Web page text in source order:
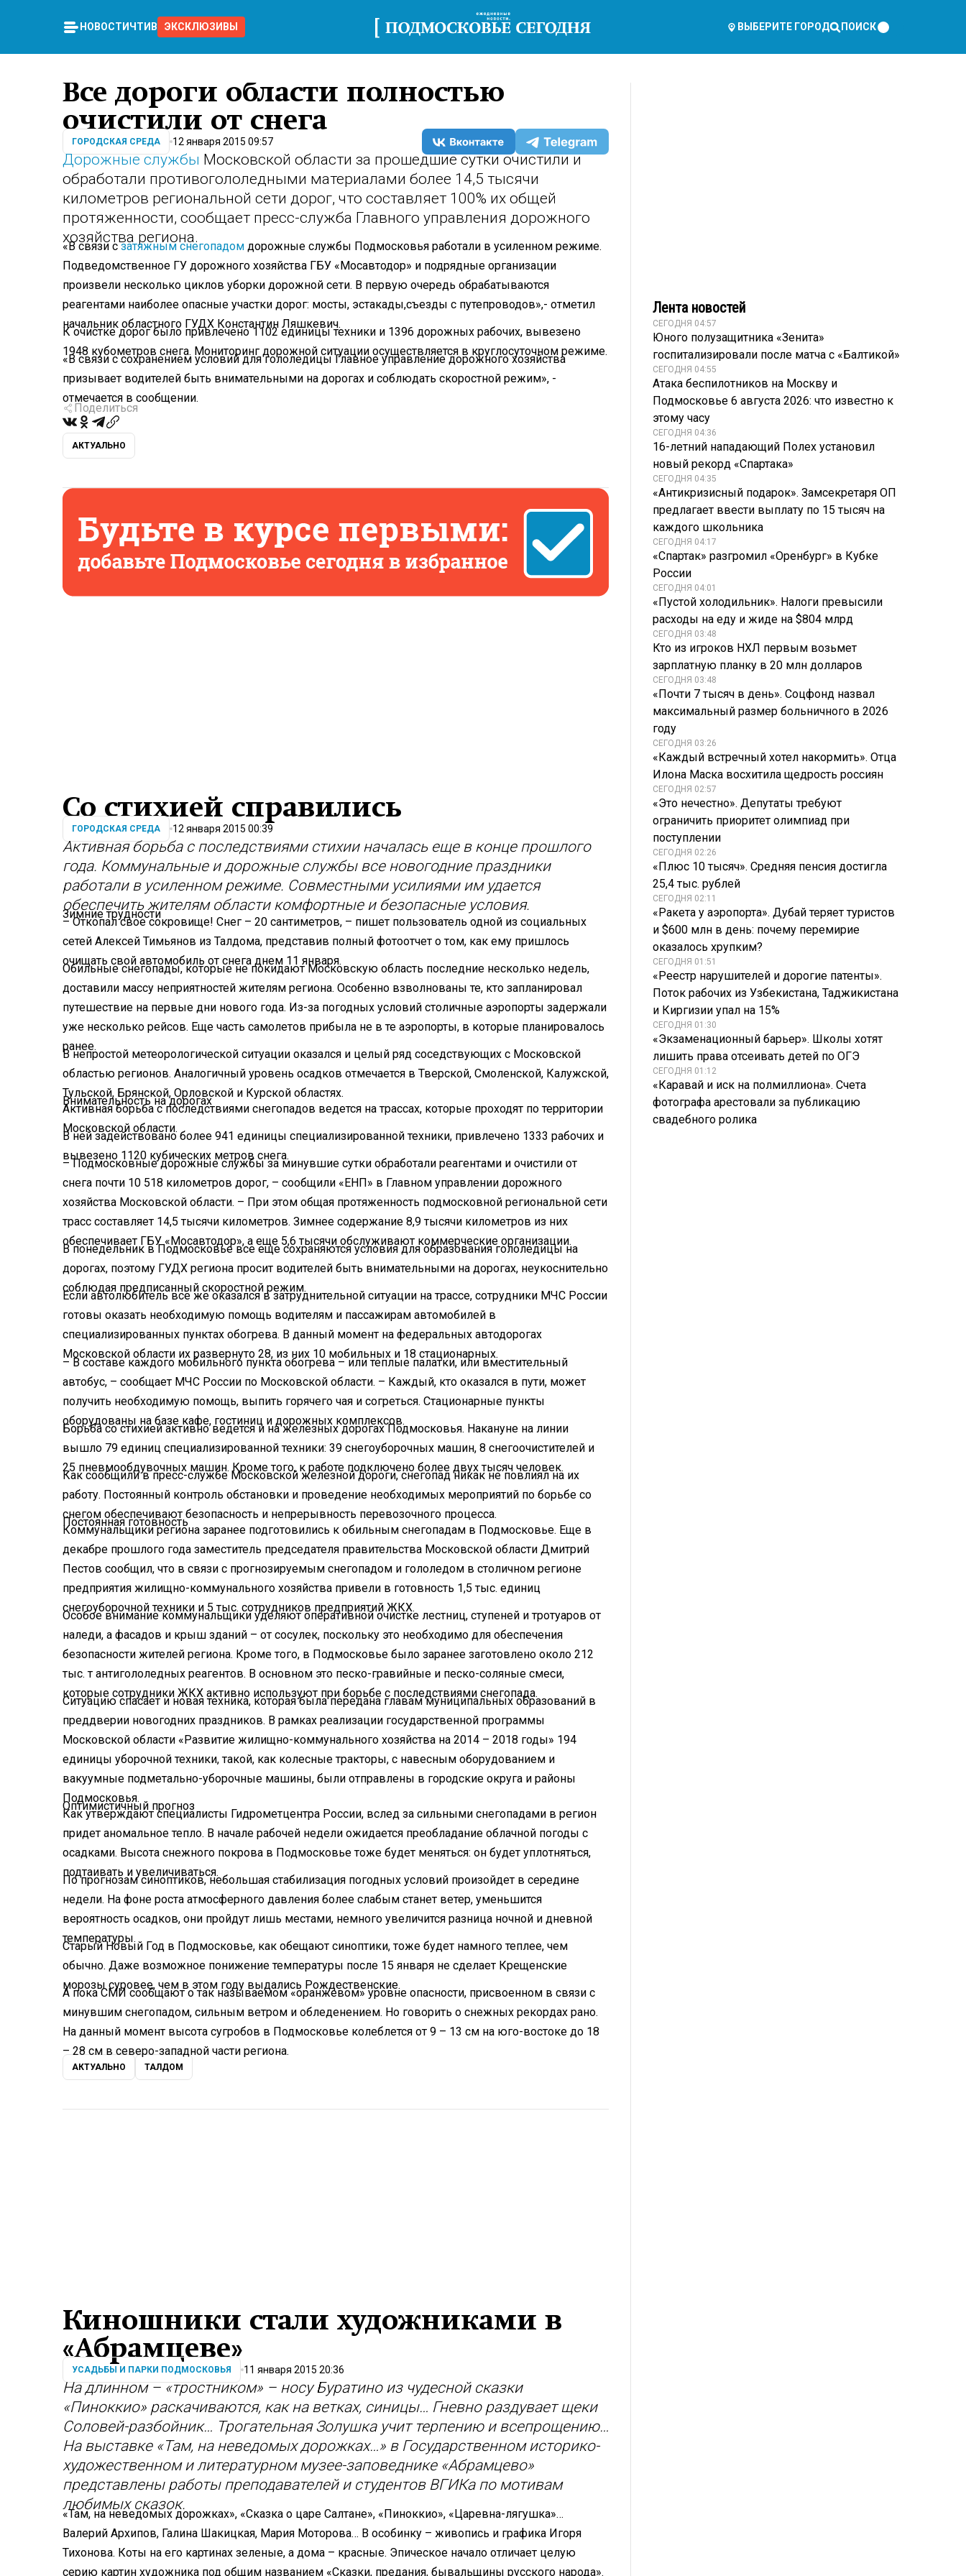
НОВОСТИ ЧТИВО ЭКСКЛЮЗИВЫ ВЫБЕРИТЕ ГОРОД ПОИСК
Все дороги области полностью
очистили от снега
ГОРОДСКАЯ СРЕДА 12 января 2015 09:57
Дорожные службы Московской области за прошедшие сутки очистили и
обработали противогололедными материалами более 14,5 тысячи
километров региональной сети дорог, что составляет 100% их общей
протяженности, сообщает пресс-служба Главного управления дорожного
хозяйства региона.
«В связи сзатяжным снегопадом дорожные службы Подмосковья работали в усиленном режиме.
Подведомственное ГУ дорожного хозяйства ГБУ «Мосавтодор» и подрядные организации
произвели несколько циклов уборки дорожной сети. В первую очередь обрабатываются
реагентами наиболее опасные участки дорог: мосты, эстакады,съезды с путепроводов»,- отметил
начальник областного ГУДХ Константин Ляшкевич.
К очистке дорог было привлечено 1102 единицы техники и 1396 дорожных рабочих, вывезено
1948 кубометров снега. Мониторинг дорожной ситуации осуществляется в круглосуточном режиме.
«В связи с сохранением условий для гололедицы Главное управление дорожного хозяйства
призывает водителей быть внимательными на дорогах и соблюдать скоростной режим», -
отмечается в сообщении.
Поделиться
АКТУАЛЬНО
Со стихией справились
ГОРОДСКАЯ СРЕДА 12 января 2015 00:39
Активная борьба с последствиями стихии началась еще в конце прошлого
года. Коммунальные и дорожные службы все новогодние праздники
работали в усиленном режиме. Совместными усилиями им удается
обеспечить жителям области комфортные и безопасные условия.
Зимние трудности
– Откопал свое сокровище! Снег – 20 сантиметров, – пишет пользователь одной из социальных
сетей Алексей Тимьянов из Талдома, представив полный фотоотчет о том, как ему пришлось
очищать свой автомобиль от снега днем 11 января.
Обильные снегопады, которые не покидают Московскую область последние несколько недель,
доставили массу неприятностей жителям региона. Особенно взволнованы те, кто запланировал
путешествие на первые дни нового года. Из-за погодных условий столичные аэропорты задержали
уже несколько рейсов. Еще часть самолетов прибыла не в те аэропорты, в которые планировалось
ранее.
В непростой метеорологической ситуации оказался и целый ряд соседствующих с Московской
областью регионов. Аналогичный уровень осадков отмечается в Тверской, Смоленской, Калужской,
Тульской, Брянской, Орловской и Курской областях.
Внимательность на дорогах
Активная борьба с последствиями снегопадов ведется на трассах, которые проходят по территории
Московской области.
В ней задействовано более 941 единицы специализированной техники, привлечено 1333 рабочих и
вывезено 1120 кубических метров снега.
– Подмосковные дорожные службы за минувшие сутки обработали реагентами и очистили от
снега почти 10 518 километров дорог, – сообщили «ЕНП» в Главном управлении дорожного
хозяйства Московской области. – При этом общая протяженность подмосковной региональной сети
трасс составляет 14,5 тысячи километров. Зимнее содержание 8,9 тысячи километров из них
обеспечивает ГБУ «Мосавтодор», а еще 5,6 тысячи обслуживают коммерческие организации.
В понедельник в Подмосковье все еще сохраняются условия для образования гололедицы на
дорогах, поэтому ГУДХ региона просит водителей быть внимательными на дорогах, неукоснительно
соблюдая предписанный скоростной режим.
Если автолюбитель все же оказался в затруднительной ситуации на трассе, сотрудники МЧС России
готовы оказать необходимую помощь водителям и пассажирам автомобилей в
специализированных пунктах обогрева. В данный момент на федеральных автодорогах
Московской области их развернуто 28, из них 10 мобильных и 18 стационарных.
– В составе каждого мобильного пункта обогрева – или теплые палатки, или вместительный
автобус, – сообщает МЧС России по Московской области. – Каждый, кто оказался в пути, может
получить необходимую помощь, выпить горячего чая и согреться. Стационарные пункты
оборудованы на базе кафе, гостиниц и дорожных комплексов.
Борьба со стихией активно ведется и на железных дорогах Подмосковья. Накануне на линии
вышло 79 единиц специализированной техники: 39 снегоуборочных машин, 8 снегоочистителей и
25 пневмообдувочных машин. Кроме того, к работе подключено более двух тысяч человек.
Как сообщили в пресс-службе Московской железной дороги, снегопад никак не повлиял на их
работу. Постоянный контроль обстановки и проведение необходимых мероприятий по борьбе со
снегом обеспечивают безопасность и непрерывность перевозочного процесса.
Постоянная готовность
Коммунальщики региона заранее подготовились к обильным снегопадам в Подмосковье. Еще в
декабре прошлого года заместитель председателя правительства Московской области Дмитрий
Пестов сообщил, что в связи с прогнозируемым снегопадом и гололедом в столичном регионе
предприятия жилищно-коммунального хозяйства привели в готовность 1,5 тыс. единиц
снегоуборочной техники и 5 тыс. сотрудников предприятий ЖКХ.
Особое внимание коммунальщики уделяют оперативной очистке лестниц, ступеней и тротуаров от
наледи, а фасадов и крыш зданий – от сосулек, поскольку это необходимо для обеспечения
безопасности жителей региона. Кроме того, в Подмосковье было заранее заготовлено около 212
тыс. т антигололедных реагентов. В основном это песко-гравийные и песко-соляные смеси,
которые сотрудники ЖКХ активно используют при борьбе с последствиями снегопада.
Ситуацию спасает и новая техника, которая была передана главам муниципальных образований в
преддверии новогодних праздников. В рамках реализации государственной программы
Московской области «Развитие жилищно-коммунального хозяйства на 2014 – 2018 годы» 194
единицы уборочной техники, такой, как колесные тракторы, с навесным оборудованием и
вакуумные подметально-уборочные машины, были отправлены в городские округа и районы
Подмосковья.
Оптимистичный прогноз
Как утверждают специалисты Гидрометцентра России, вслед за сильными снегопадами в регион
придет аномальное тепло. В начале рабочей недели ожидается преобладание облачной погоды с
осадками. Высота снежного покрова в Подмосковье тоже будет меняться: он будет уплотняться,
подтаивать и увеличиваться.
По прогнозам синоптиков, небольшая стабилизация погодных условий произойдет в середине
недели. На фоне роста атмосферного давления более слабым станет ветер, уменьшится
вероятность осадков, они пройдут лишь местами, немного увеличится разница ночной и дневной
температуры.
Старый Новый Год в Подмосковье, как обещают синоптики, тоже будет намного теплее, чем
обычно. Даже возможное понижение температуры после 15 января не сделает Крещенские
морозы суровее, чем в этом году выдались Рождественские.
А пока СМИ сообщают о так называемом «оранжевом» уровне опасности, присвоенном в связи с
минувшим снегопадом, сильным ветром и обледенением. Но говорить о снежных рекордах рано.
На данный момент высота сугробов в Подмосковье колеблется от 9 – 13 см на юго-востоке до 18
– 28 см в северо-западной части региона.
АКТУАЛЬНО ТАЛДОМ
Киношники стали художниками в
«Абрамцеве»
УСАДЬБЫ И ПАРКИ ПОДМОСКОВЬЯ 11 января 2015 20:36
На длинном – «тростником» – носу Буратино из чудесной сказки
«Пиноккио» раскачиваются, как на ветках, синицы… Гневно раздувает щеки
Соловей-разбойник… Трогательная Золушка учит терпению и всепрощению…
На выставке «Там, на неведомых дорожках…» в Государственном историко-
художественном и литературном музее-заповеднике «Абрамцево»
представлены работы преподавателей и студентов ВГИКа по мотивам
любимых сказок.
«Там, на неведомых дорожках», «Сказка о царе Салтане», «Пиноккио», «Царевна-лягушка»…
Валерий Архипов, Галина Шакицкая, Мария Моторова… В особинку – живопись и графика Игоря
Тихонова. Коты на его картинах зеленые, а дома – красные. Эпическое начало отличает целую
серию картин художника под общим названием «Сказки, предания, бывальщины русского народа».
Лента новостей
СЕГОДНЯ 04:57
Юного полузащитника «Зенита»
госпитализировали после матча с «Балтикой»
СЕГОДНЯ 04:55
Атака беспилотников на Москву и
Подмосковье 6 августа 2026: что известно к
этому часу
СЕГОДНЯ 04:36
16-летний нападающий Полех установил
новый рекорд «Спартака»
СЕГОДНЯ 04:35
«Антикризисный подарок». Замсекретаря ОП
предлагает ввести выплату по 15 тысяч на
каждого школьника
СЕГОДНЯ 04:17
«Спартак» разгромил «Оренбург» в Кубке
России
СЕГОДНЯ 04:01
«Пустой холодильник». Налоги превысили
расходы на еду и жиде на $804 млрд
СЕГОДНЯ 03:48
Кто из игроков НХЛ первым возьмет
зарплатную планку в 20 млн долларов
СЕГОДНЯ 03:48
«Почти 7 тысяч в день». Соцфонд назвал
максимальный размер больничного в 2026
году
СЕГОДНЯ 03:26
«Каждый встречный хотел накормить». Отца
Илона Маска восхитила щедрость россиян
СЕГОДНЯ 02:57
«Это нечестно». Депутаты требуют
ограничить приоритет олимпиад при
поступлении
СЕГОДНЯ 02:26
«Плюс 10 тысяч». Средняя пенсия достигла
25,4 тыс. рублей
СЕГОДНЯ 02:11
«Ракета у аэропорта». Дубай теряет туристов
и $600 млн в день: почему перемирие
оказалось хрупким?
СЕГОДНЯ 01:51
«Реестр нарушителей и дорогие патенты».
Поток рабочих из Узбекистана, Таджикистана
и Киргизии упал на 15%
СЕГОДНЯ 01:30
«Экзаменационный барьер». Школы хотят
лишить права отсеивать детей по ОГЭ
СЕГОДНЯ 01:12
«Каравай и иск на полмиллиона». Счета
фотографа арестовали за публикацию
свадебного ролика